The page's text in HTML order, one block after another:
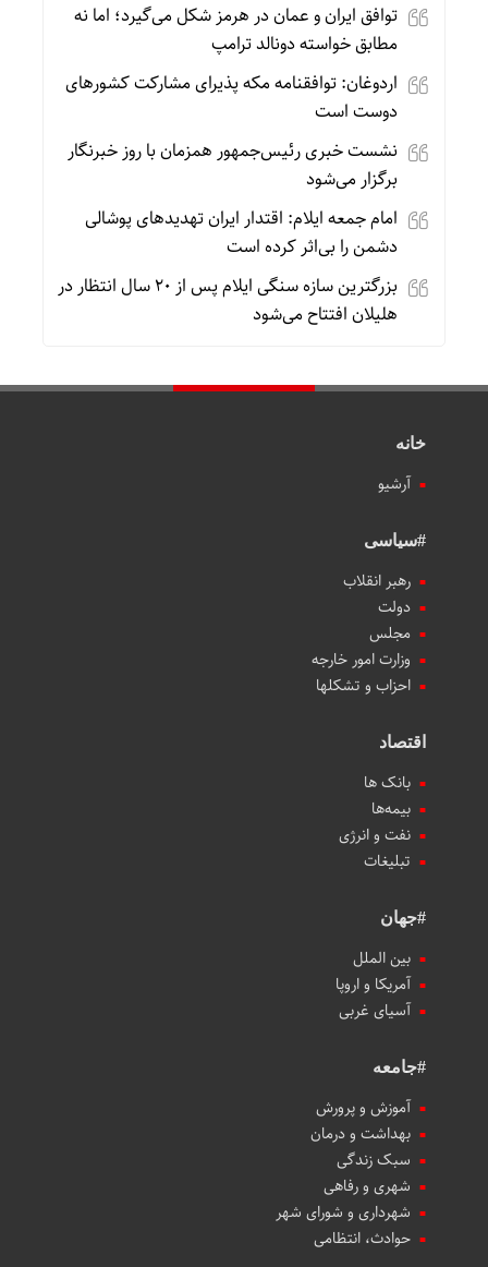
توافق ایران و عمان در هرمز شکل می‌گیرد؛ اما نه
مطابق خواسته دونالد ترامپ
اردوغان: توافقنامه مکه پذیرای مشارکت کشورهای
دوست است
نشست خبری رئیس‌جمهور همزمان با روز خبرنگار
برگزار می‌شود
امام جمعه ایلام: اقتدار ایران تهدیدهای پوشالی
دشمن را بی‌اثر کرده است
بزرگترین سازه سنگی ایلام پس از ۲۰ سال انتظار در
هلیلان افتتاح می‌شود
خانه
آرشیو
#سیاسی
رهبر انقلاب
دولت
مجلس
وزارت امور خارجه
احزاب و تشکلها
اقتصاد
بانک ها
بیمه‌ها
نفت و انرژی
تبلیغات
#جهان
بین الملل
آمریکا و اروپا
آسیای غربی
#جامعه
آموزش و پرورش
بهداشت و درمان
سبک زندگی
شهری و رفاهی
شهرداری و شورای شهر
حوادث، انتظامی